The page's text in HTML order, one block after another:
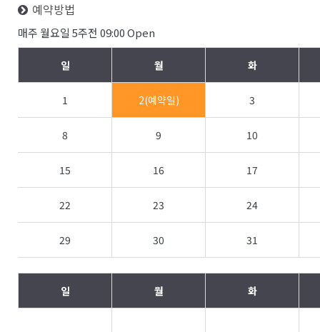
예약방법
매주 월요일 5주전 09:00 Open
일 월 화
1 2(예약일) 3
8 9 10
15 16 17
22 23 24
29 30 31
일 월 화